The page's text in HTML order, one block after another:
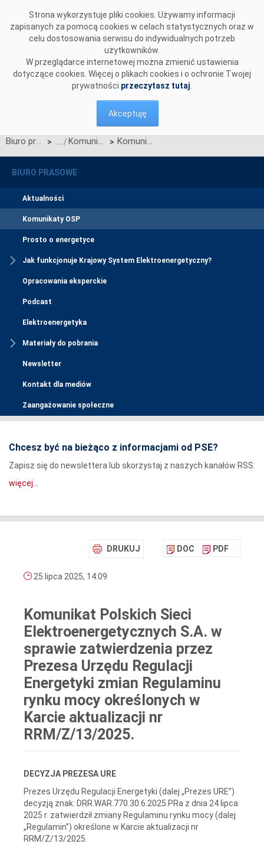
Strona wykorzystuje pliki cookies. Używamy informacji
zapisanych za pomocą cookies w celach statystycznych oraz w
celu dostosowania serwisu do indywidualnych potrzeb
użytkowników.
W przeglądarce internetowej można zmienić ustawienia
dotyczące cookies. Więcej o plikach cookies i o ochronie Twojej
prywatności przeczytasz tutaj
Akceptuję
Biuro prasowe > Komunikaty OSP > Komunikat Polskich Sieci Elektroenergetycznych S.A. w sprawie zatwierdzenia przez Prezesa Urzędu Regulacji Energetyki zmian Regulaminu rynku mocy określonych w Karcie aktualizacji nr RRM/Z/13/2025.
BIURO PRASOWE
Aktualności
Komunikaty OSP
Prosto o energetyce
Jak funkcjonuje Krajowy System Elektroenergetyczny?
Opracowania eksperckie
Podcast
Elektroenergetyka
Materiały do pobrania
Newsletter
Kontakt dla mediów
Zaangażowanie społeczne
Chcesz być na bieżąco z informacjami od PSE?
Zapisz się do newslettera lub skorzystaj z naszych kanałów RSS.
więcej...
DRUKUJ DOC PDF
25 lipca 2025, 14:09
Komunikat Polskich Sieci
Elektroenergetycznych S.A. w
sprawie zatwierdzenia przez
Prezesa Urzędu Regulacji
Energetyki zmian Regulaminu
rynku mocy określonych w
Karcie aktualizacji nr
RRM/Z/13/2025.
DECYZJA PREZESA URE
Prezes Urzędu Regulacji Energetyki (dalej „Prezes URE”)
decyzją znak: DRR.WAR.770.30.6.2025.PRa z dnia 24 lipca
2025 r. zatwierdził zmiany Regulaminu rynku mocy (dalej
„Regulamin”) określone w Karcie aktualizacji nr
RRM/Z/13/2025.